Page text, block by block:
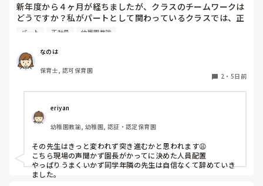
新年度から４ヶ月が経ちましたが、クラスのチームワークは
どうですか？私がパートとして関わっているクラスでは、正
社員の連携が取れておらずギクシャクしています。ボス的な
という形です。もう少しチーム保育が出来たら肩の力が抜け
て楽なんじゃないかなぁと思います。
パート 正社員 幼稚園教諭
なのは
保育士, 認可保育園
2 ・ 5日前
eriyan
幼稚園教諭, 幼稚園, 認証・認定保育園
その先生はきっと変われず突き進むかと思われます😩
こちら現場の声聞かず園長がかってに決めた人員配置
やっぱりうまくいかず同学年隣の先生は自信なくて辞めていき
ました。